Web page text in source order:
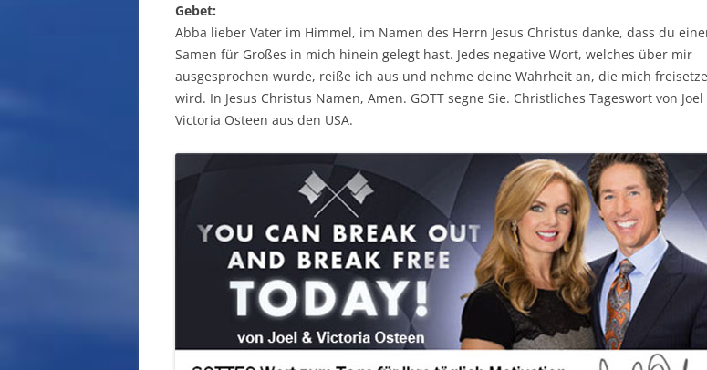
Gebet:
Abba lieber Vater im Himmel, im Namen des Herrn Jesus Christus danke, dass du
Samen für Großes in mich hinein gelegt hast. Jedes negative Wort, welches über mir
ausgesprochen wurde, reiße ich aus und nehme deine Wahrheit an, die mich
wird. In Jesus Christus Namen, Amen. GOTT segne Sie. Christliches Tageswort von Joel
Victoria Osteen aus den USA.